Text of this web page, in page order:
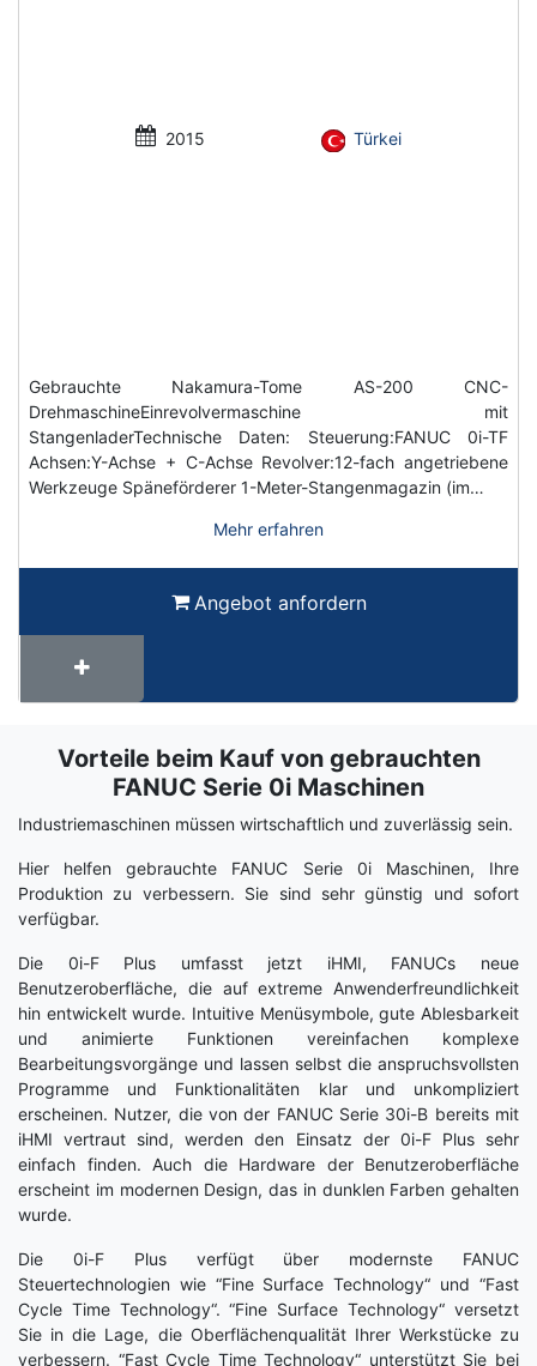
2015 Türkei
Gebrauchte Nakamura-Tome AS-200 CNC-
DrehmaschineEinrevolvermaschine mit
StangenladerTechnische Daten: Steuerung:FANUC 0i-TF
Achsen:Y-Achse + C-Achse Revolver:12-fach angetriebene
Werkzeuge Späneförderer 1-Meter-Stangenmagazin (im…
Mehr erfahren
Angebot anfordern
TermVorteile beim Kauf von gebrauchten
FANUC Serie 0i Maschinen
Industriemaschinen müssen wirtschaftlich und zuverlässig sein.
Hier helfen gebrauchte FANUC Serie 0i Maschinen, Ihre
Produktion zu verbessern. Sie sind sehr günstig und sofort
verfügbar.
Die 0i-F Plus umfasst jetzt iHMI, FANUCs neue
Benutzeroberfläche, die auf extreme Anwenderfreundlichkeit
hin entwickelt wurde. Intuitive Menüsymbole, gute Ablesbarkeit
und animierte Funktionen vereinfachen komplexe
Bearbeitungsvorgänge und lassen selbst die anspruchsvollsten
Programme und Funktionalitäten klar und unkompliziert
erscheinen. Nutzer, die von der FANUC Serie 30i-B bereits mit
iHMI vertraut sind, werden den Einsatz der 0i-F Plus sehr
einfach finden. Auch die Hardware der Benutzeroberfläche
erscheint im modernen Design, das in dunklen Farben gehalten
wurde.
Die 0i-F Plus verfügt über modernste FANUC
Steuertechnologien wie “Fine Surface Technology“ und “Fast
Cycle Time Technology“. “Fine Surface Technology“ versetzt
Sie in die Lage, die Oberflächenqualität Ihrer Werkstücke zu
verbessern. “Fast Cycle Time Technology“ unterstützt Sie bei